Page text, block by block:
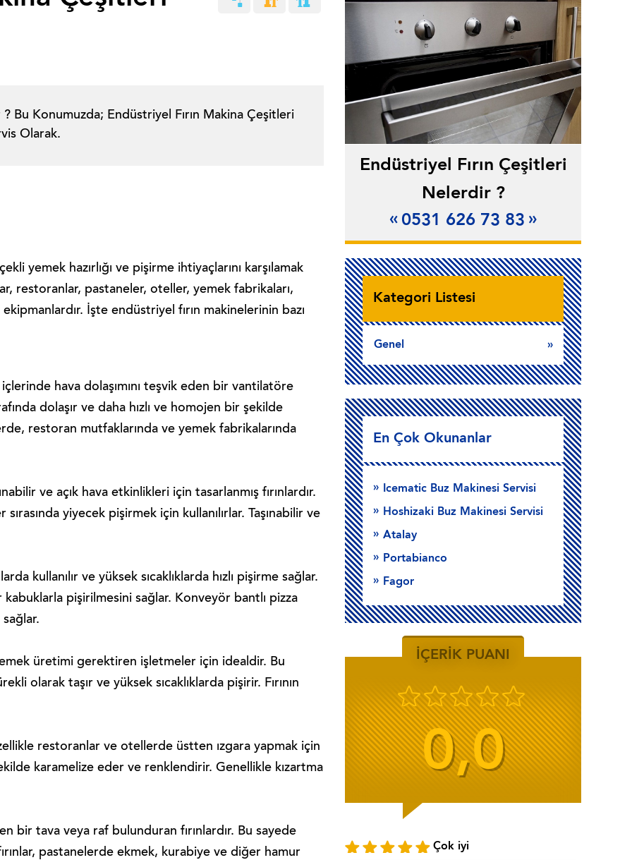
Bu Konumuzda; Endüstriyel Fırın Makina Çeşitleri
Olarak.
yemek hazırlığı ve pişirme ihtiyaçlarını karşılamak
restoranlar, pastaneler, oteller, yemek fabrikaları,
İşte endüstriyel fırın makinelerinin bazı
hava dolaşımını teşvik eden bir vantilatöre
dolaşır ve daha hızlı ve homojen bir şekilde
restoran mutfaklarında ve yemek fabrikalarında
ve açık hava etkinlikleri için tasarlanmış fırınlardır.
yiyecek pişirmek için kullanılırlar. Taşınabilir ve
kullanılır ve yüksek sıcaklıklarda hızlı pişirme sağlar.
kabuklarla pişirilmesini sağlar. Konveyör bantlı pizza
üretimi gerektiren işletmeler için idealdir. Bu
olarak taşır ve yüksek sıcaklıklarda pişirir. Fırının
restoranlar ve otellerde üstten ızgara yapmak için
karamelize eder ve renklendirir. Genellikle kızartma
bir tava veya raf bulunduran fırınlardır. Bu sayede
pastanelerde ekmek, kurabiye ve diğer hamur
Endüstriyel Fırın Çeşitleri
Nelerdir ?
0531 626 73 83
Kategori Listesi
Genel
En Çok Okunanlar
Icematic Buz Makinesi Servisi
Hoshizaki Buz Makinesi Servisi
Atalay
Portabianco
Fagor
İÇERİK PUANI
0,0
Çok iyi